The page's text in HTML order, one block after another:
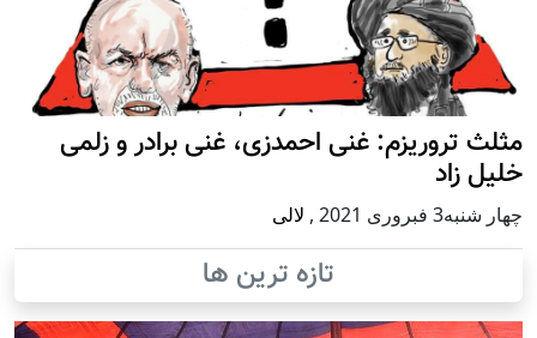
مثلث تروریزم: غنی احمدزی، غنی برادر و زلمی
خلیل زاد
چهار شنبه3 فبروری 2021 , لالی
تازه ترین ها